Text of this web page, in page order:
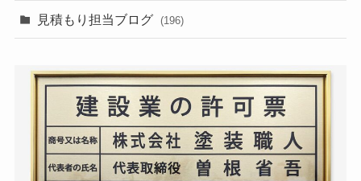
見積もり担当ブログ (196)